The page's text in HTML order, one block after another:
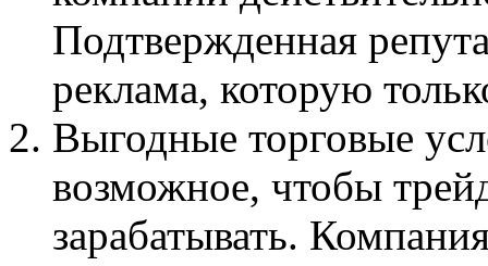
Подтвержденная
реклама, которую
Выгодные торговые
возможное, чтобы
зарабатывать.